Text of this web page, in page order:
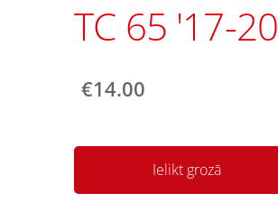
TC 65 '17-
€14.00
Ielikt grozā